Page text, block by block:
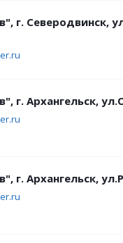
г. Северодвинск,
г. Архангельск,
г. Архангельск,